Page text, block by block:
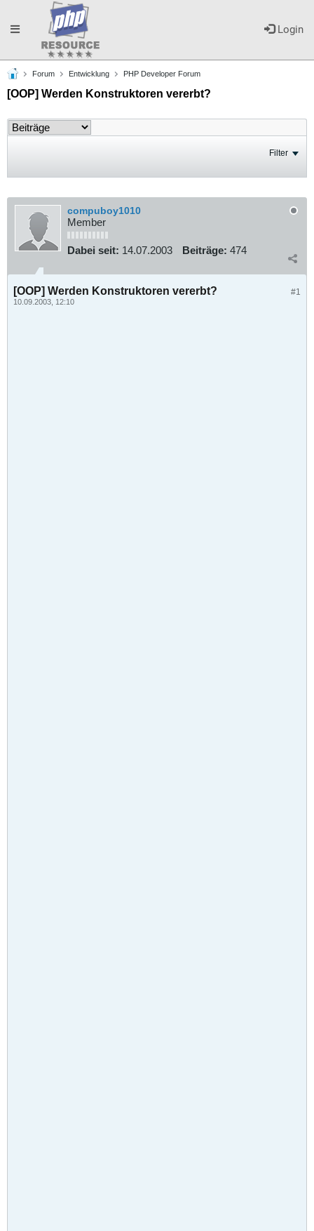
Login
Toggle
navigation
Forum Entwicklung PHP Developer Forum
[OOP] Werden Konstruktoren vererbt?
Filter
compuboy1010
Member
Dabei seit: 14.07.2003 Beiträge: 474
#1
[OOP] Werden Konstruktoren vererbt?
10.09.2003, 12:10